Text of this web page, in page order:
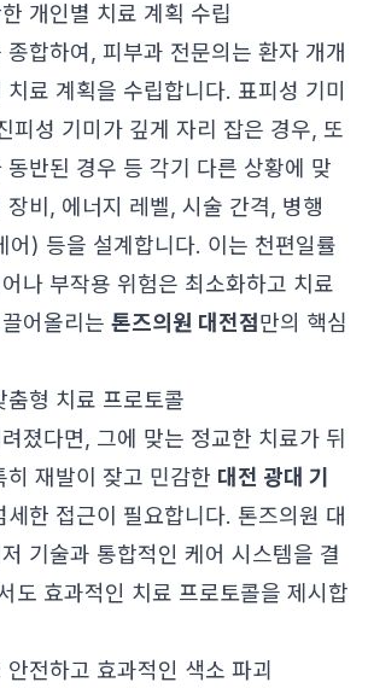
개인별 치료 계획 수립
종합하여, 피부과 전문의는 환자 개개
료 계획을 수립합니다. 표피성 기미
피성 기미가 깊게 자리 잡은 경우, 또
동반된 경우 등 각기 다른 상황에 맞
장비, 에너지 레벨, 시술 간격, 병행
어) 등을 설계합니다. 이는 천편일률
나 부작용 위험은 최소화하고 치료
어올리는 톤즈의원 대전점만의 핵심
춤형 치료 프로토콜
졌다면, 그에 맞는 정교한 치료가 뒤
히 재발이 잦고 민감한 대전 광대 기
세한 접근이 필요합니다. 톤즈의원 대
기술과 통합적인 케어 시스템을 결
도 효과적인 치료 프로토콜을 제시합
전하고 효과적인 색소 파괴